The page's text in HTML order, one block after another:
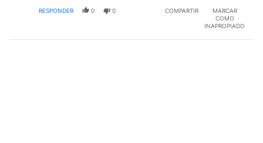
RESPONDER 0 0 COMPARTIR
MARCAR
COMO
INAPROPIADO